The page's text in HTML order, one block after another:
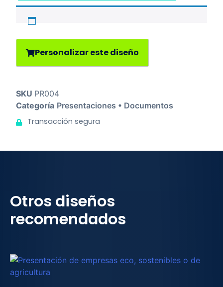
Personalizar este diseño
SKU PR004
Categoría Presentaciones • Documentos
Transacción segura
Otros diseños
recomendados